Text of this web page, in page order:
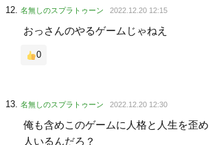
名無しのスプラトゥーン 2022.12.20 12:15
おっさんのやるゲームじゃねえ
0
名無しのスプラトゥーン 2022.12.20 12:30
俺も含めこのゲームに人格と人生を歪
人いるんだろ？